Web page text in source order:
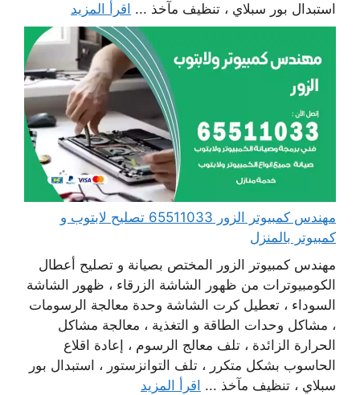
استبدال بور سبلاي ، تنظيف مآخذ ... اقرأ المزيد
مهندس كمبيوتر الزور 65511033 تصليح لابتوب و
كمبيوتر بالمنزل
مهندس كمبيوتر الزور المختص بصيانة و تصليح أعطال
الكومبيوترات من ظهور الشاشة الزرقاء ، ظهور الشاشة
السوداء ، تعطيل كرت الشاشة وحدة معالجة الرسومات
، مشاكل وحدات الطاقة و التغذية ، معالجة مشاكل
الحرارة الزائدة ، تلف معالج الرسوم ، إعادة اقلاع
الحاسوب بشكل متكرر ، تلف التوانزستور ، استبدال بور
سبلاي ، تنظيف مآخذ ... اقرأ المزيد